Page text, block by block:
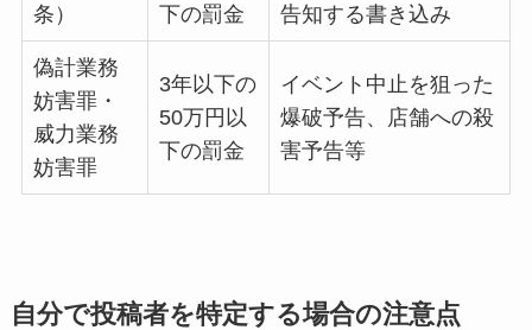
条）
下の罰金
告知する書き込み
偽計業務
妨害罪・
威力業務
妨害罪
3年以下の
50万円以
下の罰金
イベント中止を狙った
爆破予告、店舗への殺
害予告等
自分で投稿者を特定する場合の注意点